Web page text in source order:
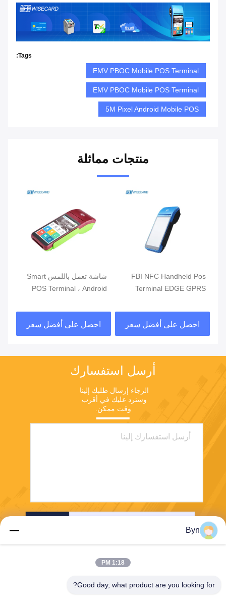
Tags:
EMV PBOC Mobile POS Terminal
EMV PBOC Mobile POS Terminal
5M Pixel Android Mobile POS
منتجات مماثلة
FBI NFC Handheld Pos
Terminal EDGE GPRS
المحمولة
احصل على أفضل سعر
شاشة تعمل باللمس Smart
POS Terminal ، Android
احصل على أفضل سعر
أرسل استفسارك
وقت ممكن.
Byn
1:18 PM
Good day, what product are you looking for?